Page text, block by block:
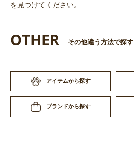
を見つけてください。
OTHER その他違う方法で探す
アイテムから探す
ブランドから探す